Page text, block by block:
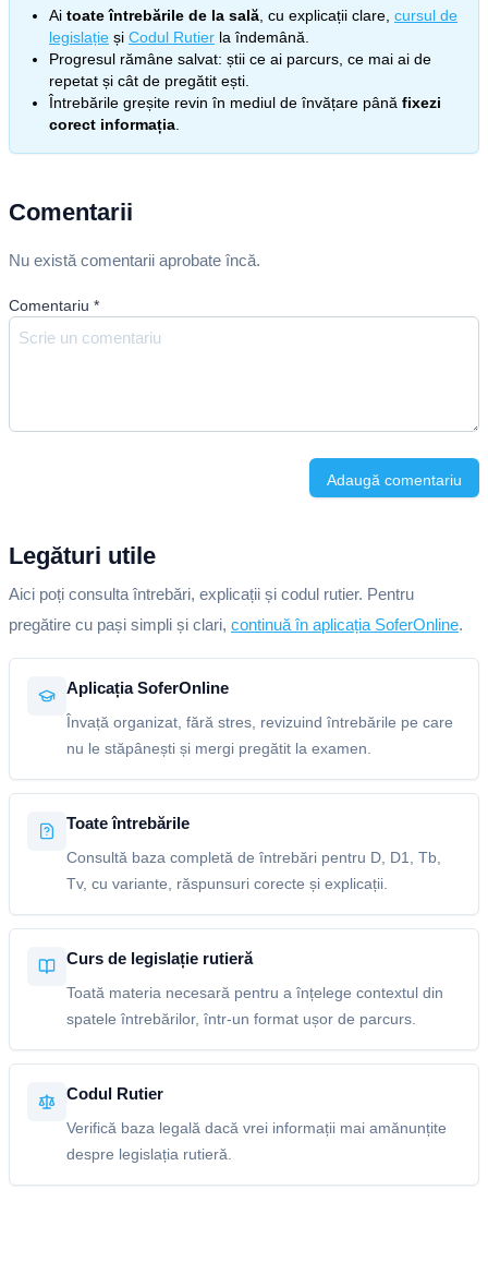
Ai toate întrebările de la sală , cu explicații clare, cursul de
legislație și Codul Rutier la îndemână.
Progresul rămâne salvat: știi ce ai parcurs, ce mai ai de
repetat și cât de pregătit ești.
Întrebările greșite revin în mediul de învățare până fixezi
corect informația
Comentarii
Nu există comentarii aprobate încă.
Comentariu *
Adaugă comentariu
Legături utile
Aici poți consulta întrebări, explicații și codul rutier. Pentru
pregătire cu pași simpli și clari, continuă în aplicația SoferOnline.
Aplicația SoferOnline
Învață organizat, fără stres, revizuind întrebările pe care
nu le stăpânești și mergi pregătit la examen.
Toate întrebările
Consultă baza completă de întrebări pentru D, D1, Tb,
Tv, cu variante, răspunsuri corecte și explicații.
Curs de legislație rutieră
Toată materia necesară pentru a înțelege contextul din
spatele întrebărilor, într-un format ușor de parcurs.
Codul Rutier
Verifică baza legală dacă vrei informații mai amănunțite
despre legislația rutieră.